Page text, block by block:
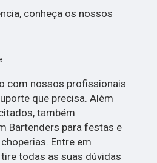
conheça os nossos
com nossos profissionais
que precisa. Além
também
Bartenders para festas e
Entre em
todas as suas dúvidas